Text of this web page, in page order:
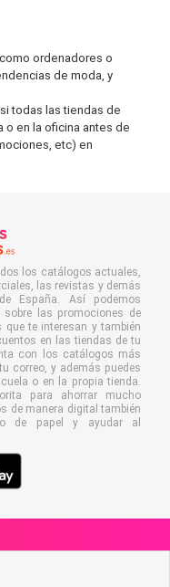
ordenadores o
de moda, y
todas las tiendas de
o en la oficina antes de
etc) en
los catálogos actuales,
las revistas y demás
España. Así podemos
sobre las promociones de
te interesan y también
en las tiendas de tu
con los catálogos más
correo, y además puedes
o en la propia tienda.
para ahorrar mucho
de manera digital también
de papel y ayudar al